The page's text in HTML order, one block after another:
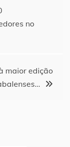
no
maior edição